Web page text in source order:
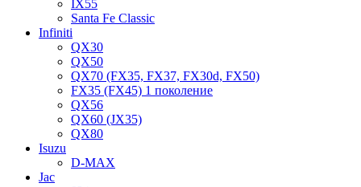
IX55
Santa Fe Classic
Infiniti
QX30
QX50
QX70 (FX35, FX37, FX30d, FX50)
FX35 (FX45) 1 поколение
QX56
QX60 (JX35)
QX80
Isuzu
D-MAX
Jac